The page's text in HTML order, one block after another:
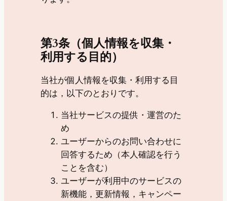
第3条（個人情報を収集・
利用する目的）
当社が個人情報を収集・利用する目
的は，以下のとおりです。
当社サービスの提供・運営のた
め
ユーザーからのお問い合わせに
回答するため（本人確認を行う
ことを含む）
ユーザーが利用中のサービスの
新機能，更新情報，キャンペー